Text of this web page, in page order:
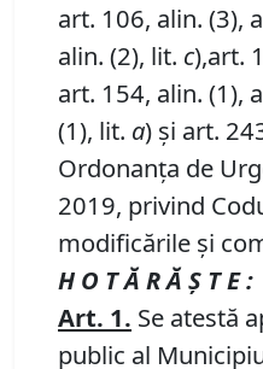
art. 106, alin. (3),
alin. (2), lit. c),art.
art. 154, alin. (1),
(1), lit. a) și art.
Ordonanța de
2019, privind
modificările și
H O T Ă R Ă Ş T E :
Art. 1. Se atestă
public al